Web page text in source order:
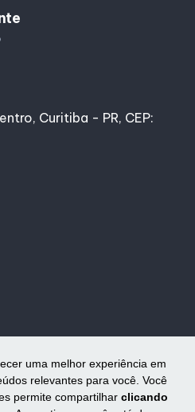
uma melhor experiência em
relevantes para você. Você
permite compartilhar clicando
Curitiba - PR, CEP: